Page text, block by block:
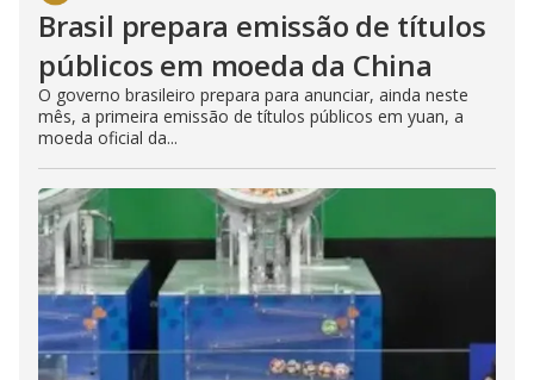
Brasil prepara emissão de títulos
públicos em moeda da China
O governo brasileiro prepara para anunciar, ainda neste
mês, a primeira emissão de títulos públicos em yuan, a
moeda oficial da...